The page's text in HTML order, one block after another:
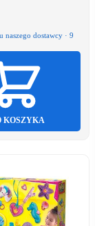
naszego dostawcy · 9
KOSZYKA